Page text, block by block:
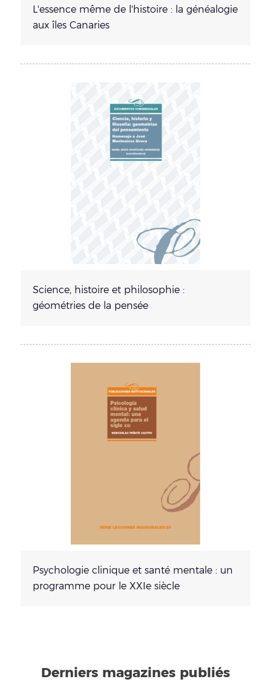
L'essence même de l'histoire : la généalogie
aux îles Canaries
Science, histoire et philosophie :
géométries de la pensée
Psychologie clinique et santé mentale : un
programme pour le XXIe siècle
Derniers magazines publiés